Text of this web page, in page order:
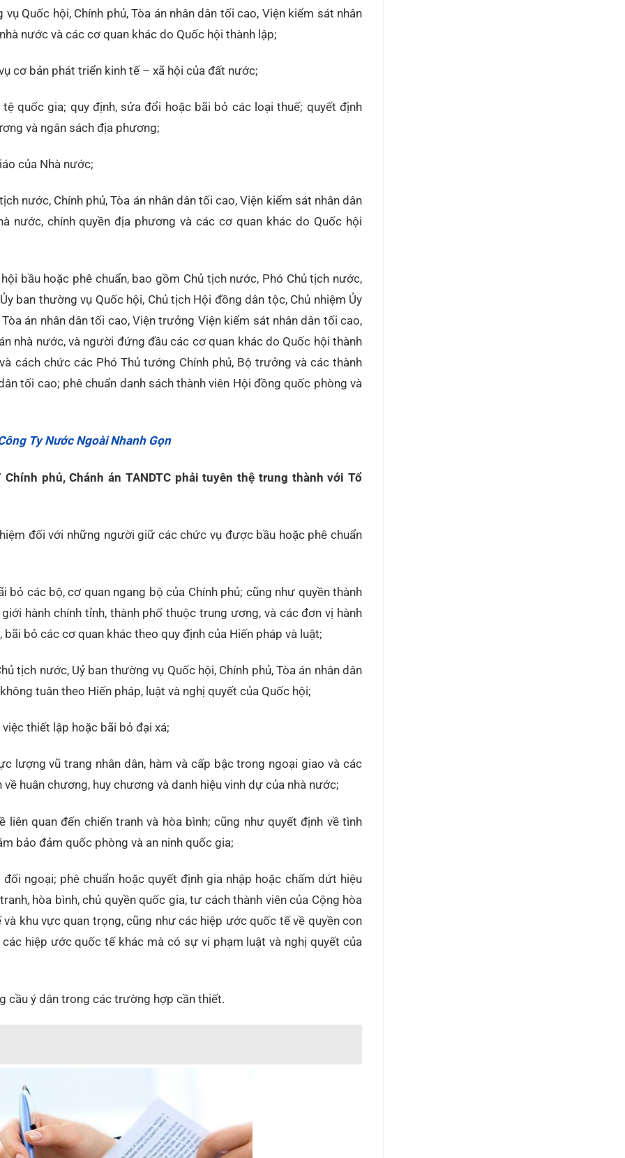
Quốc hội, Chính phủ, Tòa án nhân dân tối cao, Viện kiểm sát nhân
nước và các cơ quan khác do Quốc hội thành lập;
cơ bản phát triển kinh tế – xã hội của đất nước;
quốc gia; quy định, sửa đổi hoặc bãi bỏ các loại thuế; quyết định
và ngân sách địa phương;
của Nhà nước;
nước, Chính phủ, Tòa án nhân dân tối cao, Viện kiểm sát nhân dân
nước, chính quyền địa phương và các cơ quan khác do Quốc hội
bầu hoặc phê chuẩn, bao gồm Chủ tịch nước, Phó Chủ tịch nước,
ban thường vụ Quốc hội, Chủ tịch Hội đồng dân tộc, Chủ nhiệm Ủy
án nhân dân tối cao, Viện trưởng Viện kiểm sát nhân dân tối cao,
nhà nước, và người đứng đầu các cơ quan khác do Quốc hội thành
cách chức các Phó Thủ tướng Chính phủ, Bộ trưởng và các thành
tối cao; phê chuẩn danh sách thành viên Hội đồng quốc phòng và
Ty Nước Ngoài Nhanh Gọn
phủ, Chánh án TANDTC phải tuyên thệ trung thành với Tổ
đối với những người giữ các chức vụ được bầu hoặc phê chuẩn
bỏ các bộ, cơ quan ngang bộ của Chính phủ; cũng như quyền thành
hành chính tỉnh, thành phố thuộc trung ương, và các đơn vị hành
bỏ các cơ quan khác theo quy định của Hiến pháp và luật;
tịch nước, Uỷ ban thường vụ Quốc hội, Chính phủ, Tòa án nhân dân
tuân theo Hiến pháp, luật và nghị quyết của Quốc hội;
thiết lập hoặc bãi bỏ đại xá;
lượng vũ trang nhân dân, hàm và cấp bậc trong ngoại giao và các
huân chương, huy chương và danh hiệu vinh dự của nhà nước;
quan đến chiến tranh và hòa bình; cũng như quyết định về tình
bảo đảm quốc phòng và an ninh quốc gia;
ngoại; phê chuẩn hoặc quyết định gia nhập hoặc chấm dứt hiệu
hòa bình, chủ quyền quốc gia, tư cách thành viên của Cộng hòa
khu vực quan trọng, cũng như các hiệp ước quốc tế về quyền con
hiệp ước quốc tế khác mà có sự vi phạm luật và nghị quyết của
cầu ý dân trong các trường hợp cần thiết.